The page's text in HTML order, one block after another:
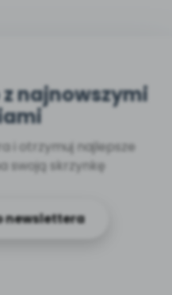
najnowszymi
i otrzymuj najlepsze
swoją skrzynkę
newslettera